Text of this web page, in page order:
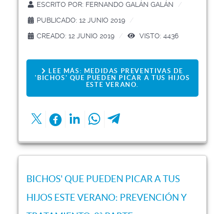
ESCRITO POR: FERNANDO GALÁN GALÁN
PUBLICADO: 12 JUNIO 2019
CREADO: 12 JUNIO 2019
VISTO: 4436
LEE MÁS: MEDIDAS PREVENTIVAS DE
'BICHOS' QUE PUEDEN PICAR A TUS HIJOS
ESTE VERANO.
BICHOS' QUE PUEDEN PICAR A TUS
HIJOS ESTE VERANO: PREVENCIÓN Y